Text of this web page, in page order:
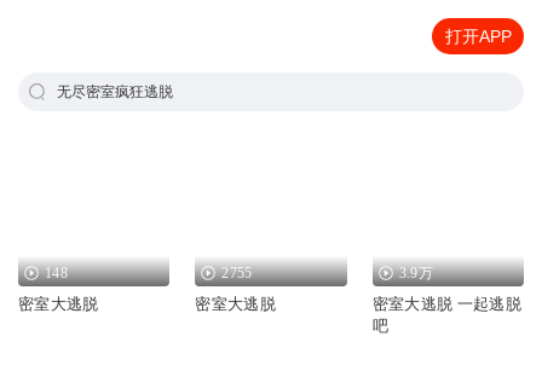
打开APP
无尽密室疯狂逃脱
148
密室大逃脱
2755
密室大逃脱
3.9万
密室大逃脱 一起逃脱
吧